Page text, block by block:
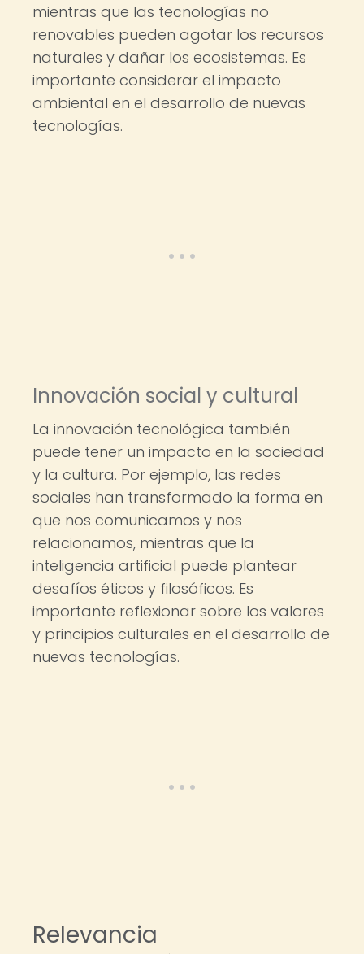
mientras que las tecnologías no
renovables pueden agotar los recursos
naturales y dañar los ecosistemas. Es
importante considerar el impacto
ambiental en el desarrollo de nuevas
tecnologías.
Innovación social y cultural
La innovación tecnológica también
puede tener un impacto en la sociedad
y la cultura. Por ejemplo, las redes
sociales han transformado la forma en
que nos comunicamos y nos
relacionamos, mientras que la
inteligencia artificial puede plantear
desafíos éticos y filosóficos. Es
importante reflexionar sobre los valores
y principios culturales en el desarrollo de
nuevas tecnologías.
Relevancia